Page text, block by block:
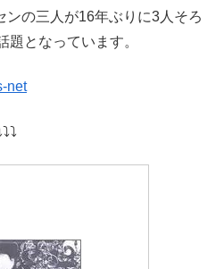
ンの三人が16年ぶりに3人そろ
題となっています。
net